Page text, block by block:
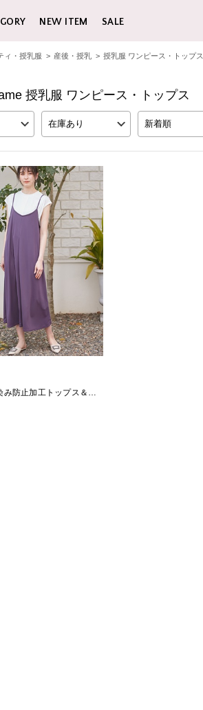
NEW ITEM SALE
ィ・授乳服 > 産後・授乳 > 授乳服 ワンピース・トップス
授乳服 ワンピース・トップス
在庫あり 新着順
み防止加工トップス＆接
ピ（マタニティ&授乳